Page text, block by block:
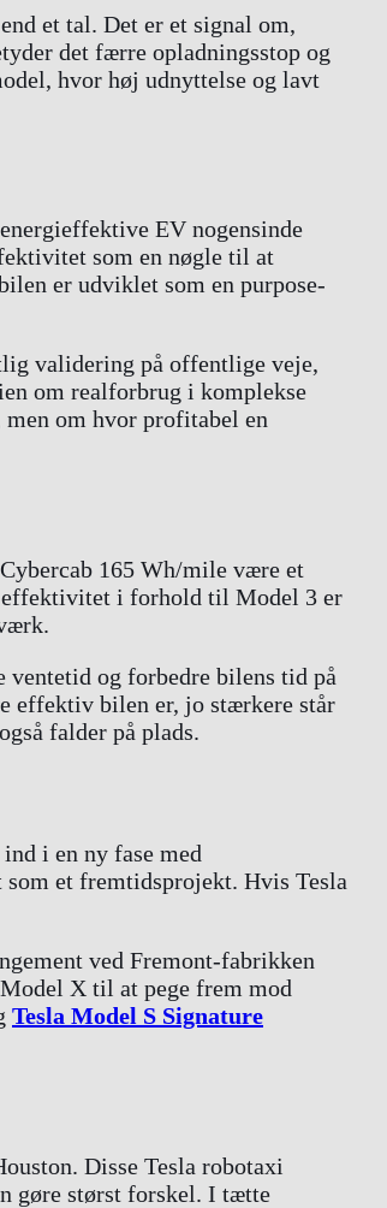
et tal. Det er et signal om,
det færre opladningsstop og
hvor høj udnyttelse og lavt
EV nogensinde
som en nøgle til at
er udviklet som en purpose-
validering på offentlige veje,
om realforbrug i komplekse
om hvor profitabel en
165 Wh/mile være et
effektivitet i forhold til Model 3 er
og forbedre bilens tid på
effektiv bilen er, jo stærkere står
falder på plads.
i en ny fase med
et fremtidsprojekt. Hvis Tesla
ved Fremont-fabrikken
X til at pege frem mod
Tesla Model S Signature
Disse Tesla robotaxi
gøre størst forskel. I tætte